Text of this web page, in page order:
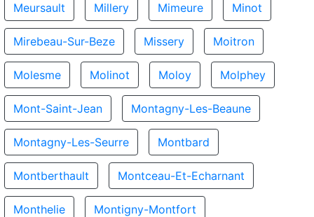
Meursault Millery Mimeure Minot
Mirebeau-Sur-Beze Missery Moitron
Molesme Molinot Moloy Molphey
Mont-Saint-Jean Montagny-Les-Beaune
Montagny-Les-Seurre Montbard
Montberthault Montceau-Et-Echarnant
Monthelie Montigny-Montfort